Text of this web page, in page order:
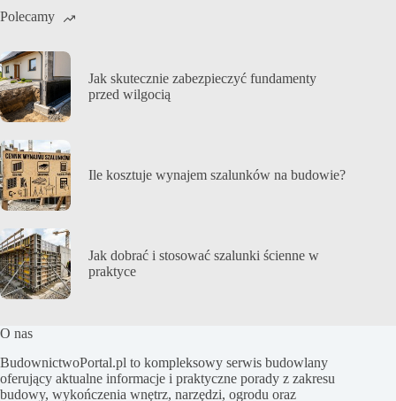
Polecamy
Jak skutecznie zabezpieczyć fundamenty
przed wilgocią
Ile kosztuje wynajem szalunków na budowie?
Jak dobrać i stosować szalunki ścienne w
praktyce
O nas
BudownictwoPortal.pl to kompleksowy serwis budowlany
oferujący aktualne informacje i praktyczne porady z zakresu
budowy, wykończenia wnętrz, narzędzi, ogrodu oraz